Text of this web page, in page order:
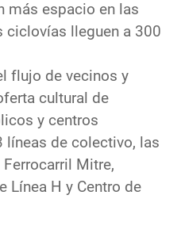
más espacio en las
ciclovías lleguen a 300
flujo de vecinos y
cultural de
y centros
líneas de colectivo, las
Mitre,
Línea H y Centro de